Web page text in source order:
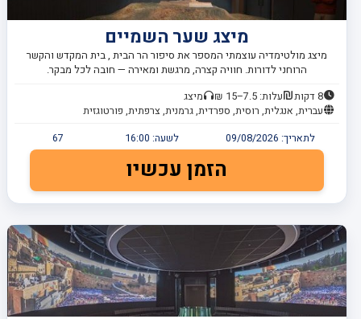
מיצג שער השמיים
מיצג מולטימדיה עוצמתי המספר את סיפור הר הבית , בית המקדש והקשר
הרוחני לדורות. חוויה קצרה, מרגשת ומאירה — חובה לכל מבקר.
8 דקות עלות: 7.5–15 ₪
מיצג
עברית, אנגלית, רוסית, ספרדית, גרמנית, צרפתית, פורטוגזית
לתאריך: 09/08/2026 לשעה: 16:00
67
הזמן עכשיו